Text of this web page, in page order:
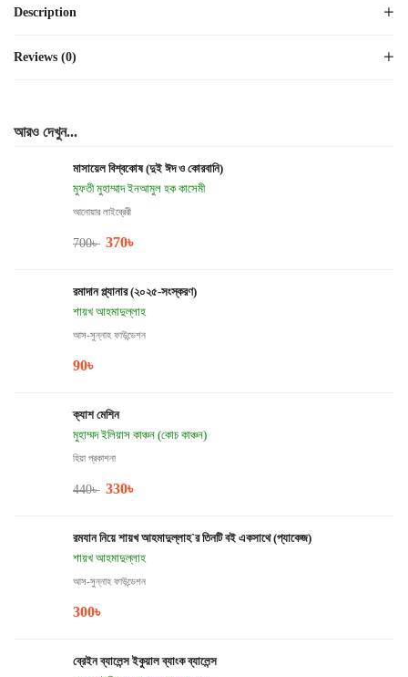
Description
Reviews (0)
আরও দেখুন...
মাসায়েল বিশ্বকোষ (দুই ঈদ ও কোরবানি)
মুফতী মুহাম্মাদ ইনআমুল হক কাসেমী
আনোয়ার লাইব্রেরী
700৳ 370৳
রমাদান প্ল্যানার (২০২৫-সংস্করণ)
শায়খ আহমাদুল্লাহ
আস-সুন্নাহ ফাউন্ডেশন
90৳
ক্যাশ মেশিন
মুহাম্মদ ইলিয়াস কাঞ্চন (কোচ কাঞ্চন)
হিয়া প্রকাশনা
440৳ 330৳
রমযান নিয়ে শায়খ আহমাদুল্লাহ`র তিনটি বই একসাথে (প্যাকেজ)
শায়খ আহমাদুল্লাহ
আস-সুন্নাহ ফাউন্ডেশন
300৳
ব্রেইন ব্যালেন্স ইকুয়াল ব্যাংক ব্যালেন্স